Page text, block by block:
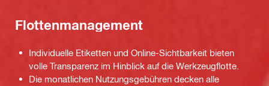
Flottenmanagement
Individuelle Etiketten und Online-Sichtbarkeit bieten
volle Transparenz im Hinblick auf die Werkzeugflotte.
Die monatlichen Nutzungsgebühren decken alle